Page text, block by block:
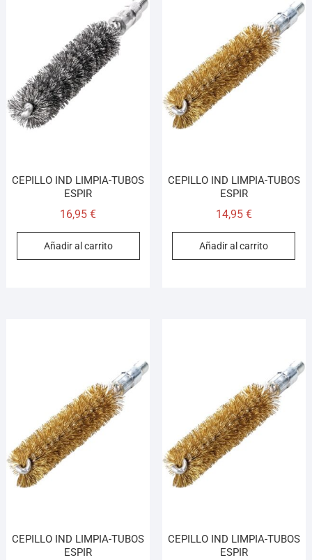
CEPILLO IND LIMPIA-TUBOS
ESPIR
16,95€
Añadir al carrito
CEPILLO IND LIMPIA-TUBOS
ESPIR
14,95 €
Añadir al carrito
CEPILLO IND LIMPIA-TUBOS
ESPIR
CEPILLO IND LIMPIA-TUBOS
ESPIR